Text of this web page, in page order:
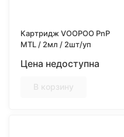
Картридж VOOPOO PnP
MTL / 2мл / 2шт/уп
Цена недоступна
В корзину